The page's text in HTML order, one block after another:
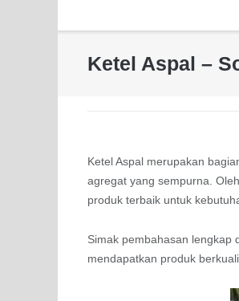
Ketel Aspal –
Ketel Aspal merupakan
agregat yang sempurna.
produk terbaik untuk
Simak pembahasan lengkap
mendapatkan produk